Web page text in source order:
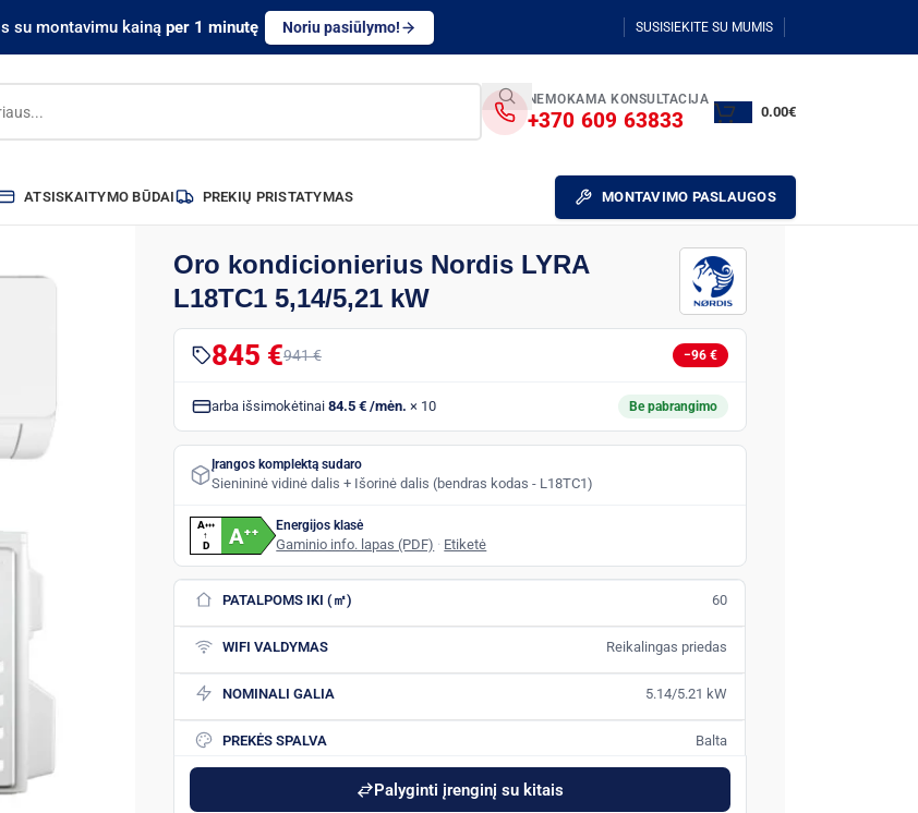
su montavimu kainą per 1 minutę Noriu pasiūlymo! SUSISIEKITE SU MUMIS
NEMOKAMA KONSULTACIJA
+370 609 63833 0.00€
ATSISKAITYMO BŪDAI PREKIŲ PRISTATYMAS MONTAVIMO PASLAUGOS
Oro kondicionierius Nordis LYRA
L18TC1 5,14/5,21 kW
845 €941 € −96 €
arba išsimokėtinai 84.5 € /mėn. × 10 Be pabrangimo
Įrangos komplektą sudaro
Sienininė vidinė dalis + Išorinė dalis (bendras kodas - L18TC1)
A+++
↑
D A++ Energijos klasė
Gaminio info. lapas (PDF) · Etiketė
PATALPOMS IKI (㎡) 60
WIFI VALDYMAS Reikalingas priedas
NOMINALI GALIA 5.14/5.21 kW
PREKĖS SPALVA Balta
Palyginti įrenginį su kitais